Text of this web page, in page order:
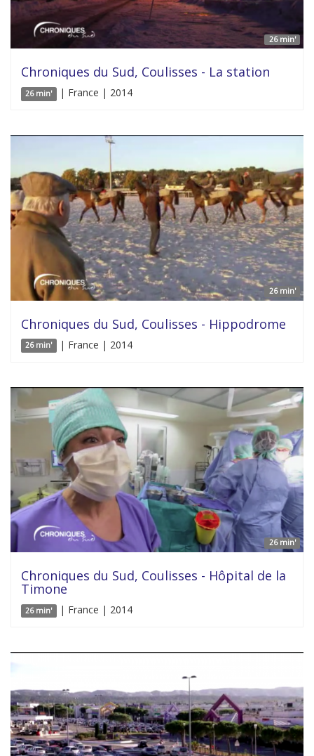
26 min'
Chroniques du Sud, Coulisses - La station
26 min' | France | 2014
26 min'
Chroniques du Sud, Coulisses - Hippodrome
26 min' | France | 2014
26 min'
Chroniques du Sud, Coulisses - Hôpital de la
Timone
26 min' | France | 2014